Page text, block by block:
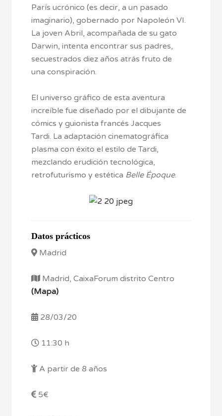
París ucrónico (es decir, a un pasado
imaginario), gobernado por Napoleón VI.
La joven Abril, acompañada de su gato
Darwin, intenta encontrar sus padres,
secuestrados diez años atrás fruto de
una conspiración.
El universo gráfico de esta aventura
increíble fue diseñado por el dibujante de
cómics y guionista francés Jacques
Tardi. La adaptación cinematográfica
plasma con éxito el estilo de Tardi,
mezclando erudición tecnológica,
retrofuturismo y estética Belle Époque.
Datos prácticos
Madrid
Madrid, CaixaForum distrito Centro
(Mapa)
28/03/20
11:30 h
A partir de 8 años
5€